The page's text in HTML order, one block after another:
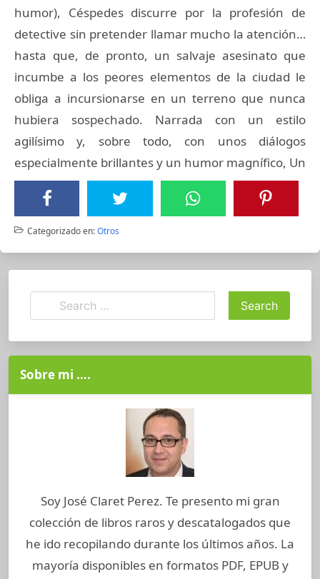
humor), Céspedes discurre por la profesión de
detective sin pretender llamar mucho la atención…
hasta que, de pronto, un salvaje asesinato que
incumbe a los peores elementos de la ciudad le
obliga a incursionarse en un terreno que nunca
hubiera sospechado. Narrada con un estilo
agilísimo y, sobre todo, con unos diálogos
especialmente brillantes y un humor magnífico, Un
Categorizado en:Otros
Sobre mi ….
Soy José Claret Perez. Te presento mi gran
colección de libros raros y descatalogados que
he ido recopilando durante los últimos años. La
mayoría disponibles en formatos PDF, EPUB y